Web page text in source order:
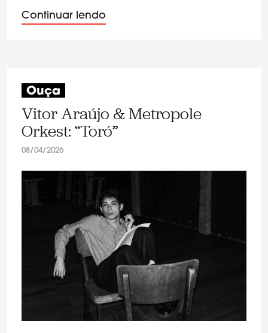
Continuar lendo
Ouça
Vitor Araújo & Metropole
Orkest: “Toró”
08/04/2026